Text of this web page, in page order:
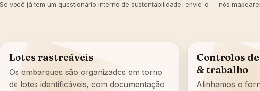
Se você já tem um questionário interno de sustentabilidade, envie-o — nós
Lotes rastreáveis
Os embarques são organizados em torno
de lotes identificáveis, com documentação
Controlos
& trabalho
Alinhamos o